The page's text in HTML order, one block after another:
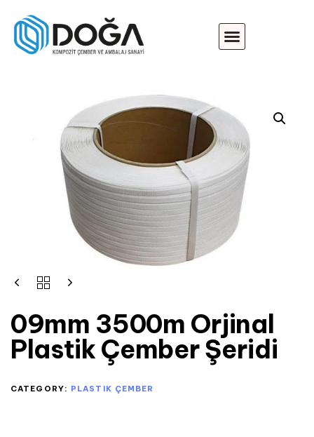
09mm 3500m Orjinal
Plastik Çember Şeridi
CATEGORY: PLASTIK ÇEMBER